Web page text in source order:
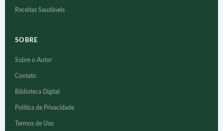
Receitas Saudáveis
SOBRE
Sobre o Autor
Contato
Biblioteca Digital
Política de Privacidade
Termos de Uso